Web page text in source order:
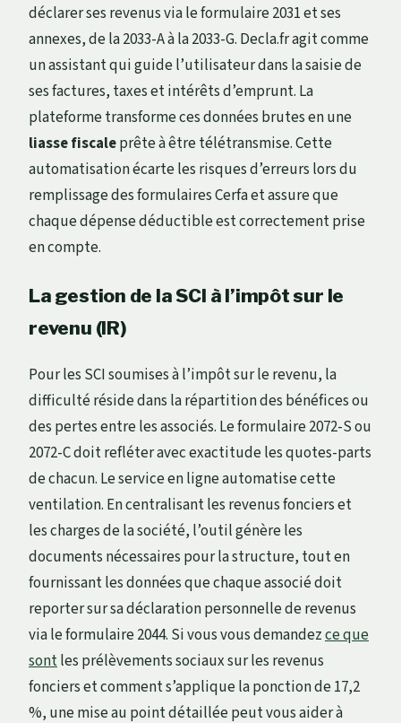
déclarer ses revenus via le formulaire 2031 et ses
annexes, de la 2033-A à la 2033-G. Decla.fr agit comme
un assistant qui guide l’utilisateur dans la saisie de
ses factures, taxes et intérêts d’emprunt. La
plateforme transforme ces données brutes en une
liasse fiscaleprête à être télétransmise. Cette
automatisation écarte les risques d’erreurs lors du
remplissage des formulaires Cerfa et assure que
chaque dépense déductible est correctement prise
en compte.
La gestion de la SCI à l’impôt sur le
revenu (IR)
Pour les SCI soumises à l’impôt sur le revenu, la
difficulté réside dans la répartition des bénéfices ou
des pertes entre les associés. Le formulaire 2072-S ou
2072-C doit refléter avec exactitude les quotes-parts
de chacun. Le service en ligne automatise cette
ventilation. En centralisant les revenus fonciers et
les charges de la société, l’outil génère les
documents nécessaires pour la structure, tout en
fournissant les données que chaque associé doit
reporter sur sa déclaration personnelle de revenus
via le formulaire 2044. Si vous vous demandezce que
sontles prélèvements sociaux sur les revenus
fonciers et comment s’applique la ponction de 17,2
%, une mise au point détaillée peut vous aider à